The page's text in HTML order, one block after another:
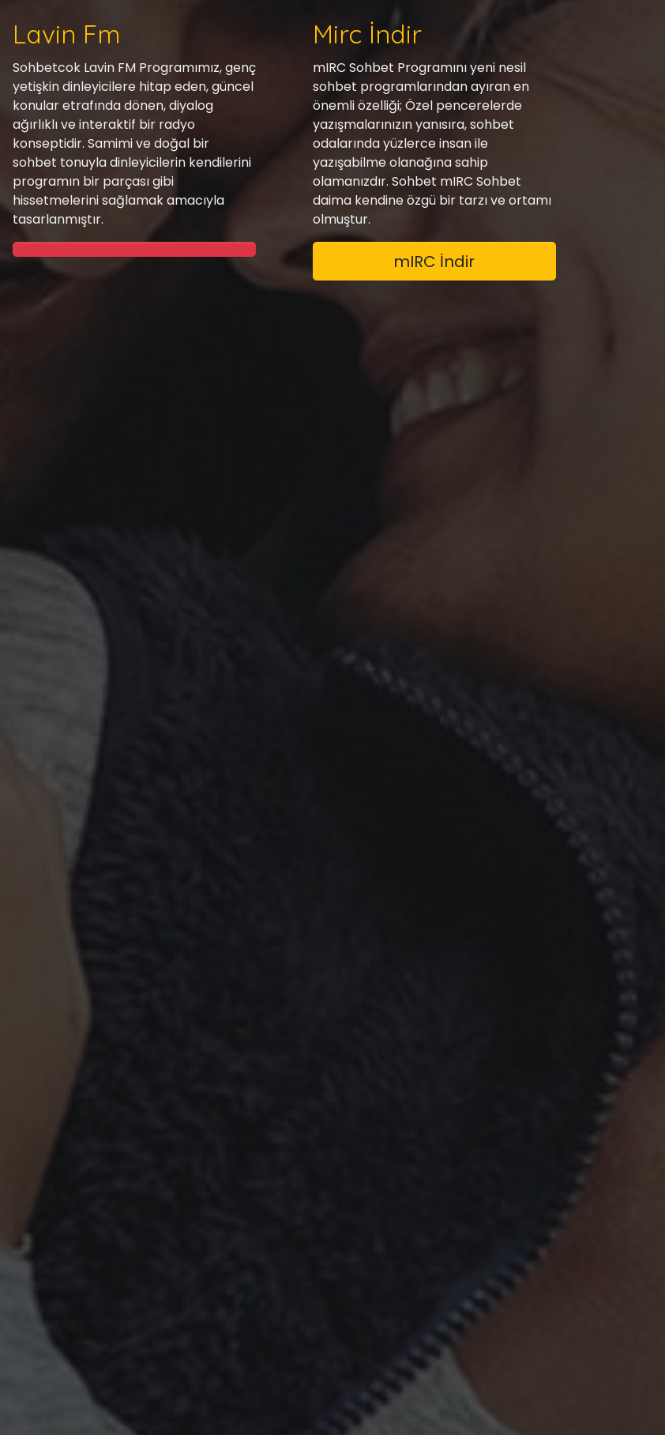
Lavin Fm
Sohbetcok Lavin FM Programımız, genç
yetişkin dinleyicilere hitap eden, güncel
konular etrafında dönen, diyalog
ağırlıklı ve interaktif bir radyo
konseptidir. Samimi ve doğal bir
sohbet tonuyla dinleyicilerin kendilerini
programın bir parçası gibi
hissetmelerini sağlamak amacıyla
tasarlanmıştır.
Mirc İndir
mIRC Sohbet Programını yeni nesil
sohbet programlarından ayıran en
önemli özelliği; Özel pencerelerde
yazışmalarınızın yanısıra, sohbet
odalarında yüzlerce insan ile
yazışabilme olanağına sahip
olamanızdır. Sohbet mIRC Sohbet
daima kendine özgü bir tarzı ve ortamı
olmuştur.
mIRC İndir